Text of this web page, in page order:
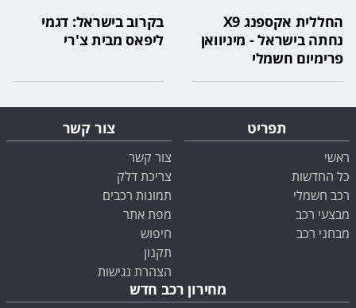
החללית אקספנג X9
נחתה בישראל - מיניוואן
פרימיום חשמלי
בקרוב בישראל: דגמי
ליפאס מבית צ'רי
תפריט
ראשי
כל החדשות
רכב חשמלי
מבצעי רכב
מבחני רכב
צור קשר
צור קשר
צריכת דלק
תמונות רכבים
מפת אתר
חיפוש
תקנון
הצהרת נגישות
מחירון רכב חדש